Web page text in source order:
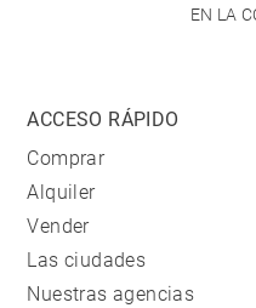
EN LA
ACCESO RÁPIDO
Comprar
Alquiler
Vender
Las ciudades
Nuestras agencias